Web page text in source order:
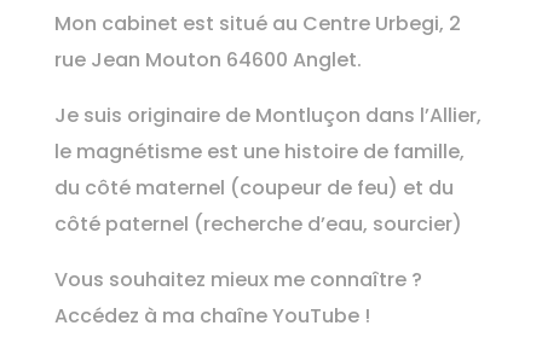
Mon cabinet est situé au Centre Urbegi, 2
rue Jean Mouton 64600 Anglet.
Je suis originaire de Montluçon dans l’Allier,
le magnétisme est une histoire de famille,
du côté maternel (coupeur de feu) et du
côté paternel (recherche d’eau, sourcier)
Vous souhaitez mieux me connaître ?
Accédez à ma chaîne YouTube !